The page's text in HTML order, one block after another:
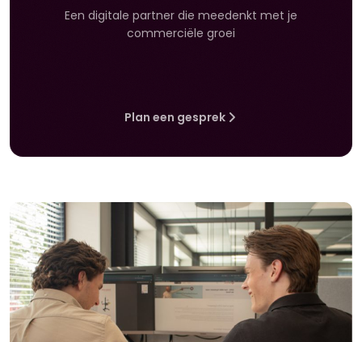
Een digitale partner die meedenkt met je
commerciële groei
Plan een gesprek